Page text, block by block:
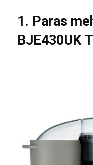
1. Paras
BJE430UK